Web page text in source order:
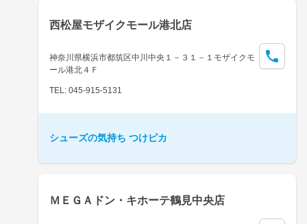
西松屋モザイクモール港北店
神奈川県横浜市都筑区中川中央１－３１－１モザイクモ
ール港北４Ｆ
TEL: 045-915-5131
シューズの気持ち つけピカ
ＭＥＧＡドン・キホーテ鶴見中央店